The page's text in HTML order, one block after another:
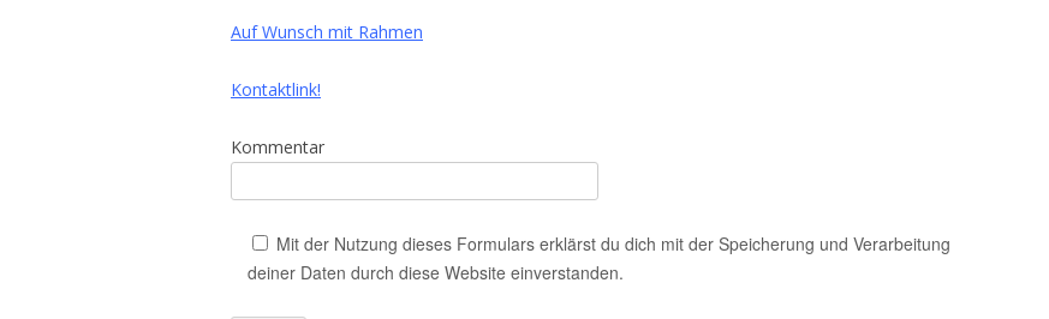
Auf Wunsch mit Rahmen
Kontaktlink!
Kommentar
Mit der Nutzung dieses Formulars erklärst du dich mit der Speicherung und Verarbeitung
deiner Daten durch diese Website einverstanden.